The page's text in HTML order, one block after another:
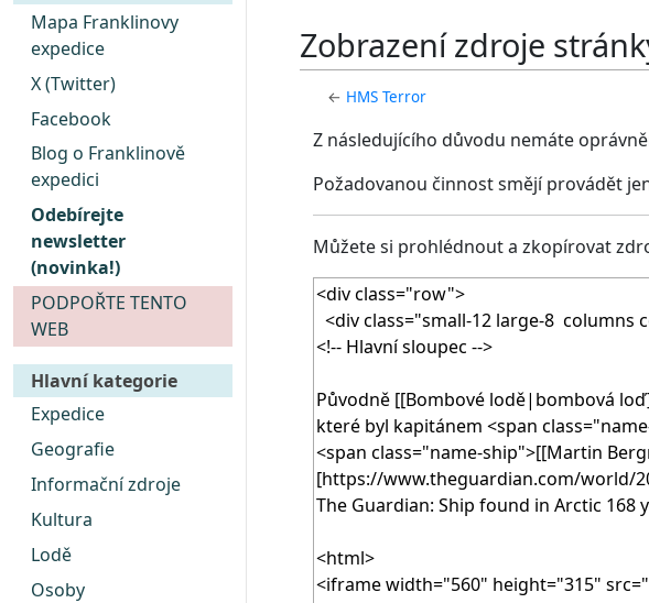
Mapa Franklinovy
expedice
X (Twitter)
Facebook
Blog o Franklinově
expedici
Odebírejte
newsletter
(novinka!)
PODPOŘTE TENTO
WEB
Hlavní kategorie
Expedice
Geografie
Informační zdroje
Kultura
Lodě
Osoby
Zobrazení zdroje
← HMS Terror
Z následujícího důvodu nemáte
Požadovanou činnost smějí provádět
Můžete si prohlédnout a zkopírovat